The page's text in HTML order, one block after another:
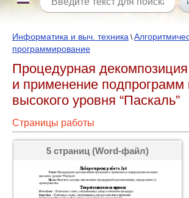
Информатика и выч. техника \
программирование
Процедурная
и применение подпрограмм
высокого уровня “Паскаль”
Страницы работы
5 страниц (Word-файл)